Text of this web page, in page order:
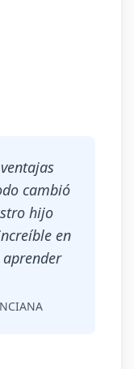
cambió
hijo
en